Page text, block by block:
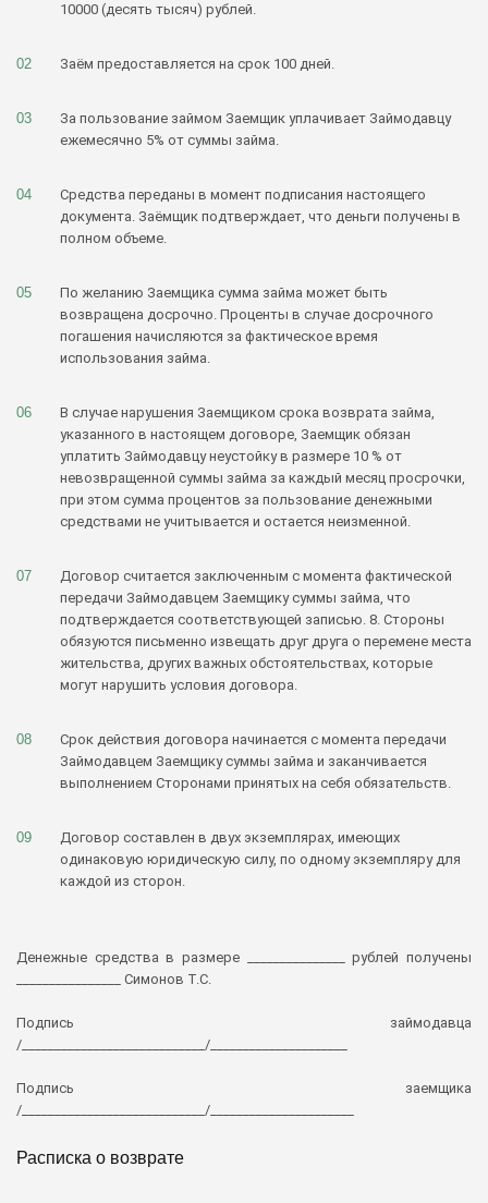
10000 (десять тысяч) рублей.
Заём предоставляется на срок 100 дней.
За пользование займом Заемщик уплачивает Займодавцу
ежемесячно 5% от суммы займа.
Средства переданы в момент подписания настоящего
документа. Заёмщик подтверждает, что деньги получены в
полном объеме.
По желанию Заемщика сумма займа может быть
возвращена досрочно. Проценты в случае досрочного
погашения начисляются за фактическое время
использования займа.
В случае нарушения Заемщиком срока возврата займа,
указанного в настоящем договоре, Заемщик обязан
уплатить Займодавцу неустойку в размере 10 % от
невозвращенной суммы займа за каждый месяц просрочки,
при этом сумма процентов за пользование денежными
средствами не учитывается и остается неизменной.
Договор считается заключенным с момента фактической
передачи Займодавцем Заемщику суммы займа, что
подтверждается соответствующей записью. 8. Стороны
обязуются письменно извещать друг друга о перемене места
жительства, других важных обстоятельствах, которые
могут нарушить условия договора.
Срок действия договора начинается с момента передачи
Займодавцем Заемщику суммы займа и заканчивается
выполнением Сторонами принятых на себя обязательств.
Договор составлен в двух экземплярах, имеющих
одинаковую юридическую силу, по одному экземпляру для
каждой из сторон.
Денежные средства в размере _______________ рублей получены
________________ Симонов Т.С.
Подпись займодавца
/____________________________/_____________________
Подпись заемщика
/____________________________/______________________
Расписка о возврате